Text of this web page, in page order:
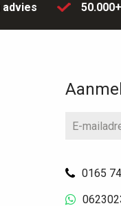
advies
0165